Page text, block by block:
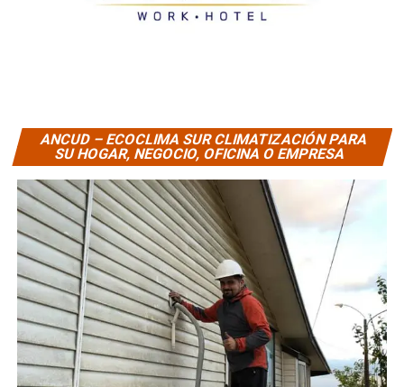
ANCUD – ECOCLIMA SUR CLIMATIZACIÓN PARA
SU HOGAR, NEGOCIO, OFICINA O EMPRESA